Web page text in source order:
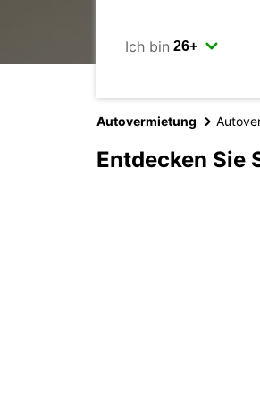
Ich bin
Autovermietung
Entdecken Sie